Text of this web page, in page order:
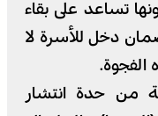
تساعد على بقاء
دخل للأسرة لا
الفجوة.
من حدة انتشار